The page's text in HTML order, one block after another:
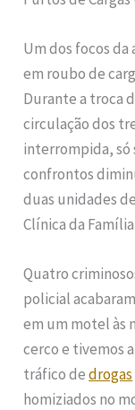
Um dos focos
em roubo de
Durante a troca
circulação dos
interrompida, só
confrontos
duas unidades
Clínica da
Quatro
policial
em um motel às
cerco e tivemos
tráfico dedrogas
homiziados no